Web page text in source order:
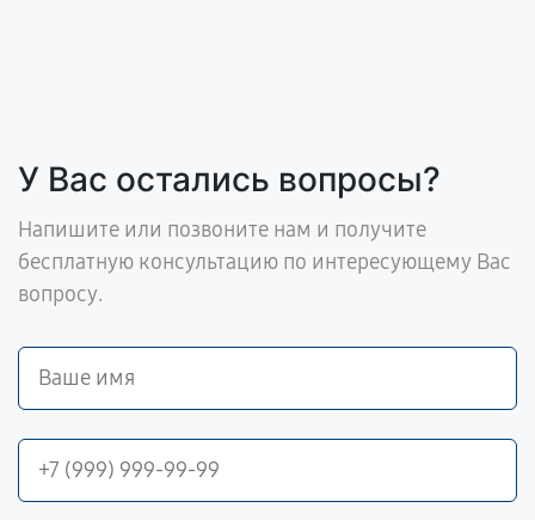
У Вас остались вопросы?
Напишите или позвоните нам и получите
бесплатную консультацию по интересующему Вас
вопросу.